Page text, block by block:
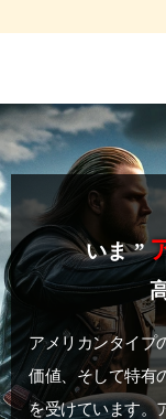
いま ”
アメリカンタイプ
価値、そして特有
を受けています。